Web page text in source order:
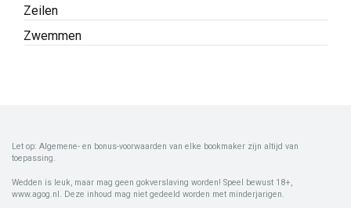
Zeilen
Zwemmen
Let op: Algemene- en bonus-voorwaarden van elke bookmaker zijn altijd van
toepassing.
Wedden is leuk, maar mag geen gokverslaving worden! Speel bewust 18+,
www.agog.nl. Deze inhoud mag niet gedeeld worden met minderjarigen.